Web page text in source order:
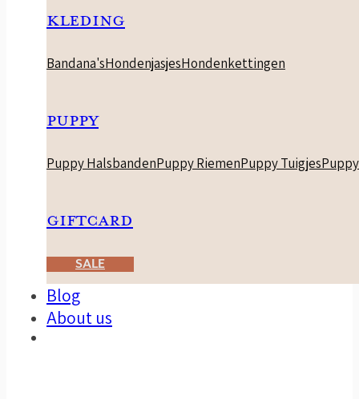
KLEDING
Bandana'sHondenjasjesHondenkettingen
PUPPY
Puppy HalsbandenPuppy RiemenPuppy Tuigjes
GIFTCARD
SALE
Blog
About us